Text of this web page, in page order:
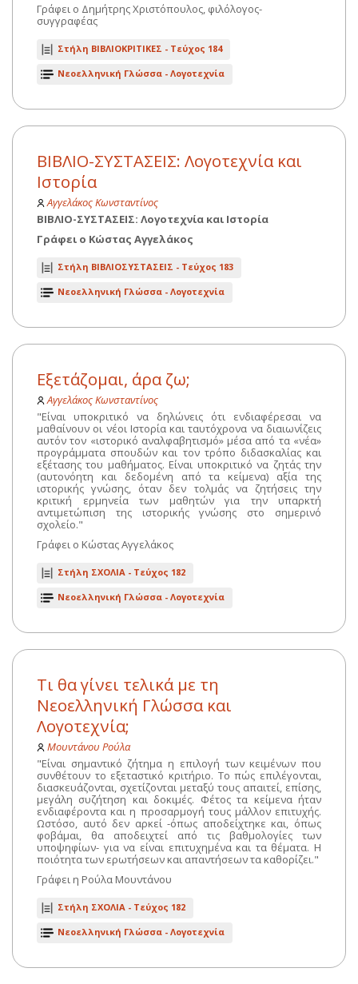
Γράφει ο Δημήτρης Χριστόπουλος, φιλόλογος-
συγγραφέας
Στήλη ΒΙΒΛΙΟΚΡΙΤΙΚΕΣ - Τεύχος 184
Νεοελληνική Γλώσσα - Λογοτεχνία
ΒΙΒΛΙΟ-ΣΥΣΤΑΣΕΙΣ: Λογοτεχνία και
Ιστορία
Αγγελάκος Κωνσταντίνος
ΒΙΒΛΙΟ-ΣΥΣΤΑΣΕΙΣ: Λογοτεχνία και Ιστορία
Γράφει ο Κώστας Αγγελάκος
Στήλη ΒΙΒΛΙΟΣΥΣΤΑΣΕΙΣ - Τεύχος 183
Νεοελληνική Γλώσσα - Λογοτεχνία
Εξετάζομαι, άρα ζω;
Αγγελάκος Κωνσταντίνος
"Είναι υποκριτικό να δηλώνεις ότι ενδιαφέρεσαι να
μαθαίνουν οι νέοι Ιστορία και ταυτόχρονα να διαιωνίζεις
αυτόν τον «ιστορικό αναλφαβητισμό» μέσα από τα «νέα»
προγράμματα σπουδών και τον τρόπο διδασκαλίας και
εξέτασης του μαθήματος. Είναι υποκριτικό να ζητάς την
(αυτονόητη και δεδομένη από τα κείμενα) αξία της
ιστορικής γνώσης, όταν δεν τολμάς να ζητήσεις την
κριτική ερμηνεία των μαθητών για την υπαρκτή
αντιμετώπιση της ιστορικής γνώσης στο σημερινό
σχολείο."
Γράφει ο Κώστας Αγγελάκος
Στήλη ΣΧΟΛΙΑ - Τεύχος 182
Νεοελληνική Γλώσσα - Λογοτεχνία
Τι θα γίνει τελικά με τη
Νεοελληνική Γλώσσα και
Λογοτεχνία;
Μουντάνου Ρούλα
"Είναι σημαντικό ζήτημα η επιλογή των κειμένων που
συνθέτουν το εξεταστικό κριτήριο. Το πώς επιλέγονται,
διασκευάζονται, σχετίζονται μεταξύ τους απαιτεί, επίσης,
μεγάλη συζήτηση και δοκιμές. Φέτος τα κείμενα ήταν
ενδιαφέροντα και η προσαρμογή τους μάλλον επιτυχής.
Ωστόσο, αυτό δεν αρκεί -όπως αποδείχτηκε και, όπως
φοβάμαι, θα αποδειχτεί από τις βαθμολογίες των
υποψηφίων- για να είναι επιτυχημένα και τα θέματα. Η
ποιότητα των ερωτήσεων και απαντήσεων τα καθορίζει."
Γράφει η Ρούλα Μουντάνου
Στήλη ΣΧΟΛΙΑ - Τεύχος 182
Νεοελληνική Γλώσσα - Λογοτεχνία